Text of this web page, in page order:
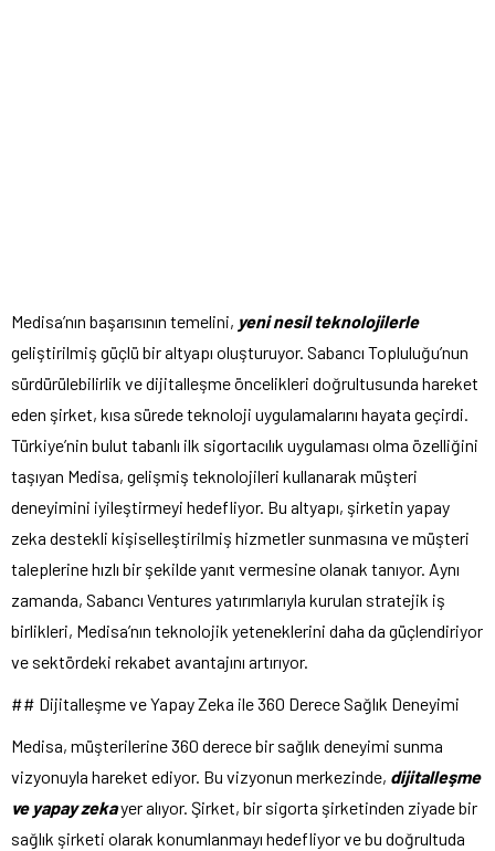
Medisa’nın başarısının temelini, yeni nesil teknolojilerle
geliştirilmiş güçlü bir altyapı oluşturuyor. Sabancı Topluluğu’nun
sürdürülebilirlik ve dijitalleşme öncelikleri doğrultusunda hareket
eden şirket, kısa sürede teknoloji uygulamalarını hayata geçirdi.
Türkiye’nin bulut tabanlı ilk sigortacılık uygulaması olma özelliğini
taşıyan Medisa, gelişmiş teknolojileri kullanarak müşteri
deneyimini iyileştirmeyi hedefliyor. Bu altyapı, şirketin yapay
zeka destekli kişiselleştirilmiş hizmetler sunmasına ve müşteri
taleplerine hızlı bir şekilde yanıt vermesine olanak tanıyor. Aynı
zamanda, Sabancı Ventures yatırımlarıyla kurulan stratejik iş
birlikleri, Medisa’nın teknolojik yeteneklerini daha da güçlendiriyor
ve sektördeki rekabet avantajını artırıyor.
## Dijitalleşme ve Yapay Zeka ile 360 Derece Sağlık Deneyimi
Medisa, müşterilerine 360 derece bir sağlık deneyimi sunma
vizyonuyla hareket ediyor. Bu vizyonun merkezinde, dijitalleşme
ve yapay zekayer alıyor. Şirket, bir sigorta şirketinden ziyade bir
sağlık şirketi olarak konumlanmayı hedefliyor ve bu doğrultuda